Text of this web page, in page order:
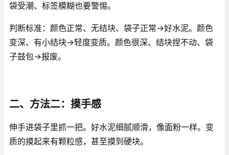
袋受潮、标签模糊也要警惕。
判断标准：颜色正常、无结块、袋子正常→好水泥。颜色
变深、有小结块→轻度变质。颜色很深、结块捏不动、袋
子鼓包→报废。
二、方法二：摸手感
伸手进袋子里抓一把。好水泥细腻顺滑，像面粉一样。变
质的摸起来有颗粒感，甚至摸到硬块。